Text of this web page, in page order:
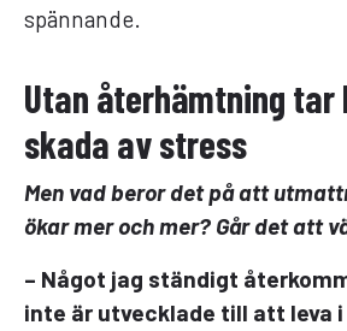
spännande.
Utan återhämtning tar
skada av stress
Men vad beror det på att
ökar mer och mer? Går det att
– Något jag ständigt
inte är utvecklade till att leva